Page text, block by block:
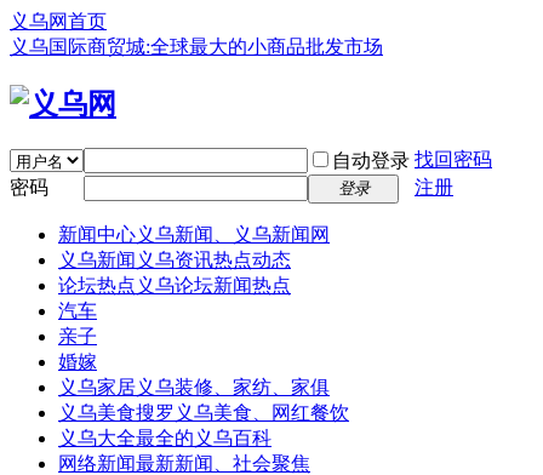
义乌网首页
义乌国际商贸城:全球最大的小商品批发市场
自动登录 找回密码
密码
登录 注册
新闻中心义乌新闻、义乌新闻网
义乌新闻 义乌资讯热点动态
论坛热点 义乌论坛新闻热点
汽车
亲子
婚嫁
义乌家居义乌装修、家纺、家俱
义乌美食搜罗义乌美食、网红餐饮
义乌大全最全的义乌百科
网络新闻最新新闻、社会聚焦